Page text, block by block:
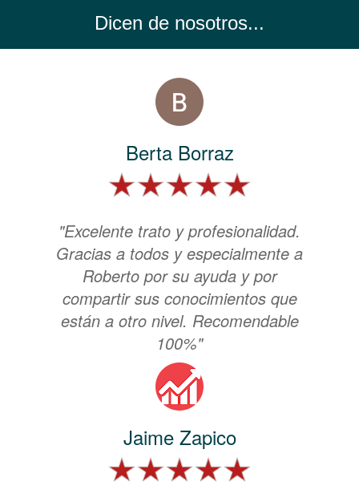
Dicen de nosotros...
Berta Borraz
"Excelente trato y profesionalidad.
Gracias a todos y especialmente a
Roberto por su ayuda y por
compartir sus conocimientos que
están a otro nivel. Recomendable
100%"
Jaime Zapico